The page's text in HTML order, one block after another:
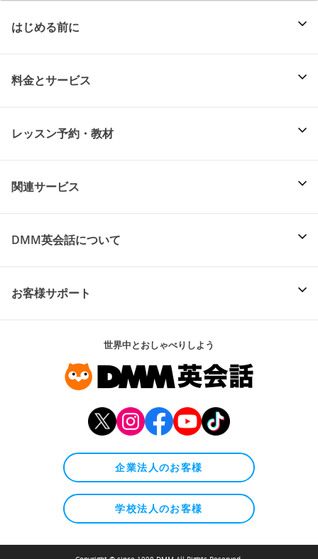
はじめる前に
料金とサービス
レッスン予約・教材
関連サービス
DMM英会話について
お客様サポート
世界中とおしゃべりしよう
企業法人のお客様
学校法人のお客様